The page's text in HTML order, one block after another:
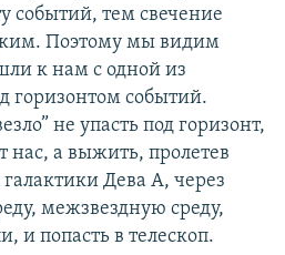
событий, тем свечение
Поэтому мы видим
к нам с одной из
горизонтом событий.
не упасть под горизонт,
нас, а выжить, пролетев
Дева А, через
межзвездную среду,
и попасть в телескоп.